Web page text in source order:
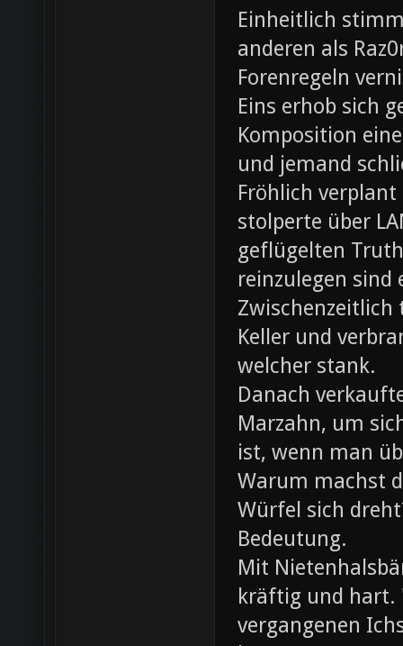
Einheitlich
anderen als
Forenregeln
Eins erhob sich
Komposition
und jemand
Fröhlich
stolperte über
geflügelten
reinzulegen sind
Zwischenzeitlich
Keller und
welcher stank.
Danach
Marzahn, um
ist, wenn man
Warum machst
Würfel sich
Bedeutung.
Mit
kräftig und hart.
vergangenen